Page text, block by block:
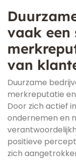
vaak een
van
Duurzame
merkreputatie
Door zich actief
ondernemen en
positieve
zich